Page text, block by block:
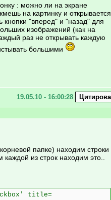
: можно ли на экране
на картинку и открывается
кнопки "вперед" и "назад" для
изображений (как на
раз не открывать каждую
большими
19.05.10 - 16:00:28
папке) находим строки
из строк находим это..
title=